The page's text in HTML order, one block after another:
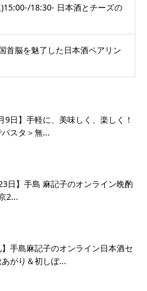
)15:00-/18:30- 日本酒とチーズの
首脳を魅了した日本酒ペアリン
9日】手軽に、美味しく、楽しく！
スタ＞無...
日】手島 麻記子のオンライン晩酌
2...
】手島麻記子のオンライン日本酒セ
あがり＆初しぼ...